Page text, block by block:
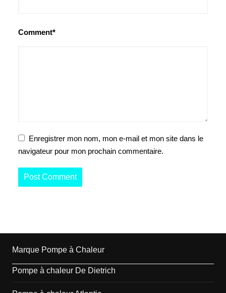
Comment*
Enregistrer mon nom, mon e-mail et mon site dans le
navigateur pour mon prochain commentaire.
Marque Pompe à Chaleur
Pompe à chaleur De Dietrich